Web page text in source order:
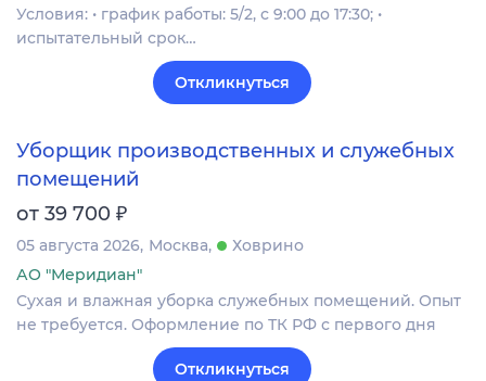
Условия: • график работы: 5/2, с 9:00 до 17:30; •
испытательный срок…
Откликнуться
Уборщик производственных и служебных
помещений
от 39 700 ₽
05 августа 2026 Москва
Ховрино
АО "Меридиан"
Сухая и влажная уборка служебных помещений. Опыт
не требуется. Оформление по ТК РФ с первого дня
Откликнуться